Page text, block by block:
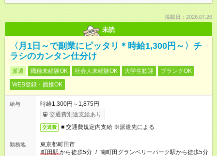
掲載日：2026.07.26
未読
〈月1日～で副業にピッタリ＊時給1,300円～〉チ
ラシのカンタン仕分け
派遣 職種未経験OK 社会人未経験OK 大学生歓迎
ブランクOK
WEB登録・面接OK
給与
時給1,300円～1,875円
交通費別途支給あり
交通費 ■ 交通費規定内支給 ※派遣先による
勤務地
東京都町田市
町田駅から徒歩5分 / 南町田グランベリーパーク駅から徒歩5分